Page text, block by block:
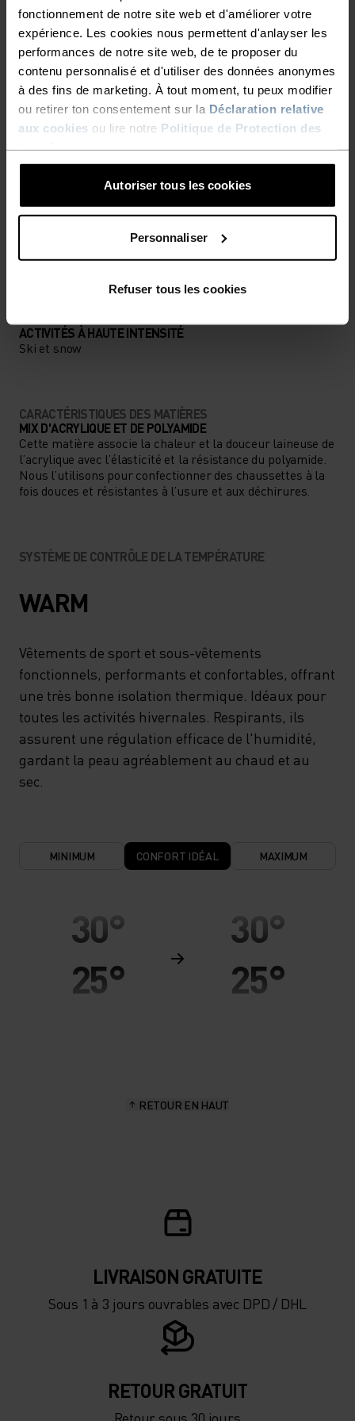
fonctionnement de notre site web et d'améliorer votre
expérience. Les cookies nous permettent d'anlayser les
performances de notre site web, de te proposer du
contenu personnalisé et d'utiliser des données anonymes
à des fins de marketing. À tout moment, tu peux modifier
ou retirer ton consentement sur la Déclaration relative
aux cookies ou lire notre Politique de Protection des
Autoriser tous les cookies
Personnaliser
Refuser tous les cookies
LES DÉTAILS QUI FONT LA
DIFFÉRENCE
Des accessoires pensés pour profiter au maximum
NIVEAU D'ACTIVITÉ
ACTIVITÉS À HAUTE INTENSITÉ
Ski et snow
CARACTÉRISTIQUES DES MATIÈRES
MIX D'ACRYLIQUE ET DE POLYAMIDE
Cette matière associe la chaleur et la douceur laineuse de
l’acrylique avec l’élasticité et la résistance du polyamide.
Nous l’utilisons pour confectionner des chaussettes à la
fois douces et résistantes à l’usure et aux déchirures.
SYSTÈME DE CONTRÔLE DE LA TEMPÉRATURE
WARM
Vêtements de sport et sous-vêtements
fonctionnels, performants et confortables, offrant
une très bonne isolation thermique. Idéaux pour
toutes les activités hivernales. Respirants, ils
assurent une régulation efficace de l'humidité,
gardant la peau agréablement au chaud et au
sec.
MINIMUM CONFORT IDÉAL MAXIMUM
30°
25°
-5°
-15°
30°
25°
-5°
-15°
RETOUR EN HAUT
LIVRAISON GRATUITE
Sous 1 à 3 jours ouvrables avec DPD / DHL
RETOUR GRATUIT
Retour sous 30 jours